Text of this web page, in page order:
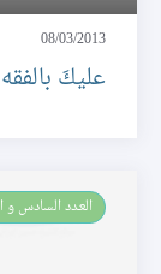
08/03/2013
عليكَ بالفقه
العـدد السادس و الثلاثون من مجلة شعائر